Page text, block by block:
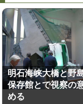
明石海峡大橋と野
保存館とで視察の
める